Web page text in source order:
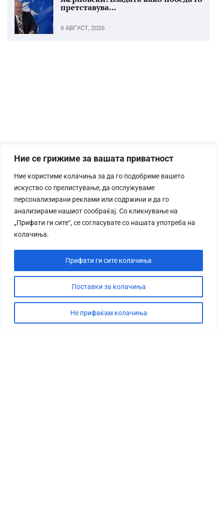
Ние се грижиме за вашата приватност
Ние користиме колачиња за да го подобриме вашето
искуство со прелистување, да опслужуваме
персонализирани реклами или содржини и да го
анализираме нашиот сообраќај. Со кликнување на
„Прифати ги сите“, се согласувате со нашата употреба на
колачиња.
Поставки за колачиња
Не прифаќам колачиња
Прифати ги сите колачиња
претставува...
6 АВГУСТ, 2026